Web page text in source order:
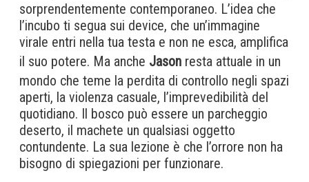
sorprendentemente contemporaneo. L’idea che
l’incubo ti segua sui device, che un’immagine
virale entri nella tua testa e non ne esca, amplifica
il suo potere. Ma anche Jason resta attuale in un
mondo che teme la perdita di controllo negli spazi
aperti, la violenza casuale, l’imprevedibilità del
quotidiano. Il bosco può essere un parcheggio
deserto, il machete un qualsiasi oggetto
contundente. La sua lezione è che l’orrore non ha
bisogno di spiegazioni per funzionare.